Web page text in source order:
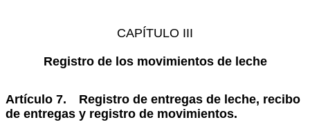
CAPÍTULO III
Registro de los movimientos de leche
Artículo 7. Registro de entregas de leche, recibo
de entregas y registro de movimientos.